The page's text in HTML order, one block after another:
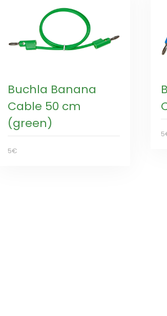
Buchla Banana
Cable 50 cm
(green)
5€